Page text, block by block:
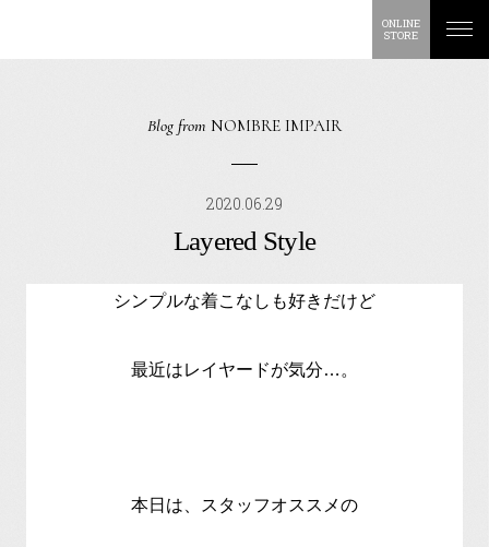
ONLINE
STORE
Blog from NOMBRE IMPAIR
2020.06.29
Layered Style
シンプルな着こなしも好きだけど
最近はレイヤードが気分…。
本日は、スタッフオススメの